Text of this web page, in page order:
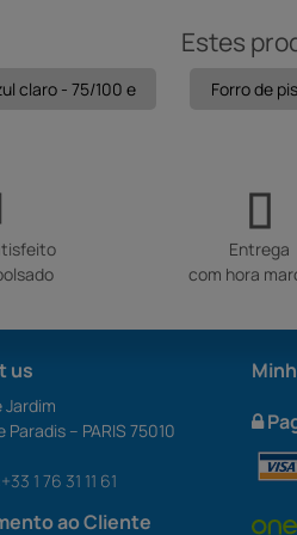
Estes
claro - 75/100 e Forro de
Entrega
com hora
us
Paradis – PARIS 75010
+33 1 76 31 11 61
ao Cliente